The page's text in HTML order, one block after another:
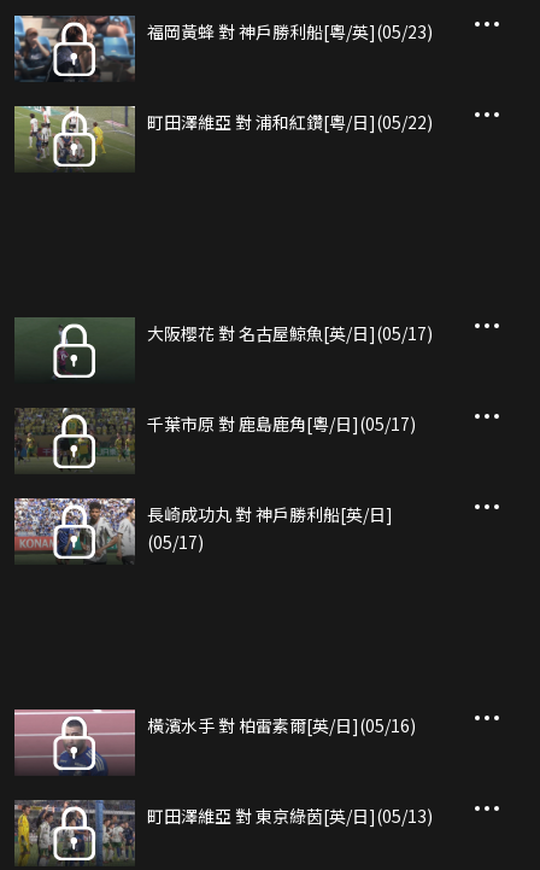
福岡黃蜂 對 神戶勝利船[粵/英](05/23)
町田澤維亞 對 浦和紅鑽[粵/日](05/22)
大阪櫻花 對 名古屋鯨魚[英/日](05/17)
千葉市原 對 鹿島鹿角[粵/日](05/17)
長崎成功丸 對 神戶勝利船[英/日]
(05/17)
橫濱水手 對 柏雷素爾[英/日](05/16)
町田澤維亞 對 東京綠茵[英/日](05/13)